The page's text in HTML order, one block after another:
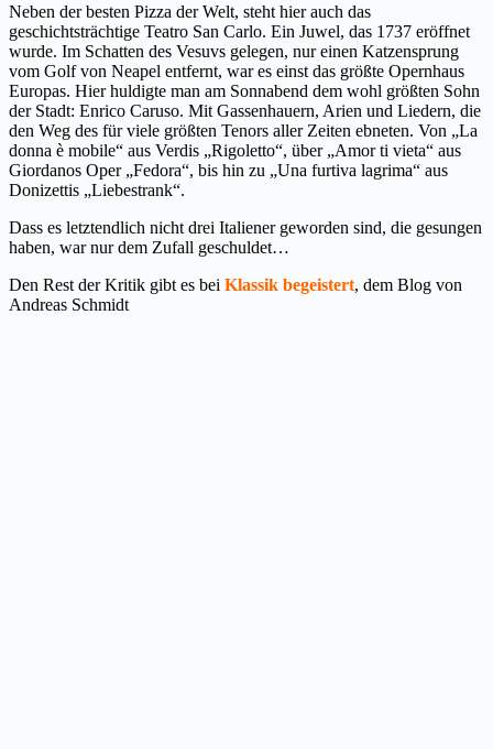
Neben der besten Pizza der Welt, steht hier auch das
geschichtsträchtige Teatro San Carlo. Ein Juwel, das 1737 eröffnet
wurde. Im Schatten des Vesuvs gelegen, nur einen Katzensprung
vom Golf von Neapel entfernt, war es einst das größte Opernhaus
Europas. Hier huldigte man am Sonnabend dem wohl größten Sohn
der Stadt: Enrico Caruso. Mit Gassenhauern, Arien und Liedern, die
den Weg des für viele größten Tenors aller Zeiten ebneten. Von „La
donna è mobile“ aus Verdis „Rigoletto“, über „Amor ti vieta“ aus
Giordanos Oper „Fedora“, bis hin zu „Una furtiva lagrima“ aus
Donizettis „Liebestrank“.
Dass es letztendlich nicht drei Italiener geworden sind, die gesungen
haben, war nur dem Zufall geschuldet…
Den Rest der Kritik gibt es bei Klassik begeistert, dem Blog von
Andreas Schmidt